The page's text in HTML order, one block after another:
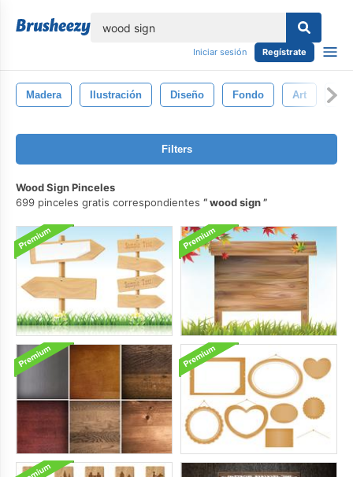
Iniciar sesión Regístrate
Madera Ilustración Diseño Fondo Art
Filters
Wood Sign Pinceles
699 pinceles gratis correspondientes
wood sign